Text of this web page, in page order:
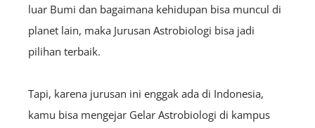
luar Bumi dan bagaimana kehidupan bisa muncul di
planet lain, maka Jurusan Astrobiologi bisa jadi
pilihan terbaik.
Tapi, karena jurusan ini enggak ada di Indonesia,
kamu bisa mengejar Gelar Astrobiologi di kampus